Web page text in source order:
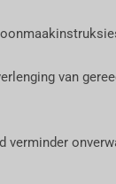
van
verminder